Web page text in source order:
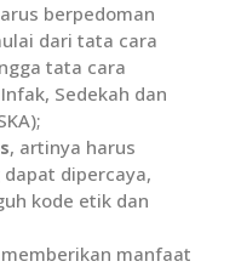
berpedoman
dari tata cara
tata cara
Sedekah dan
, artinya harus
dipercaya,
kode etik dan
manfaat